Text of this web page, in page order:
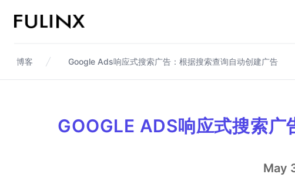
Fulinx-跨境电商独立站自建站平台
博客 Google Ads响应式搜索广告：根据搜索查询自动创建广告
GOOGLE ADS响应式搜索
May